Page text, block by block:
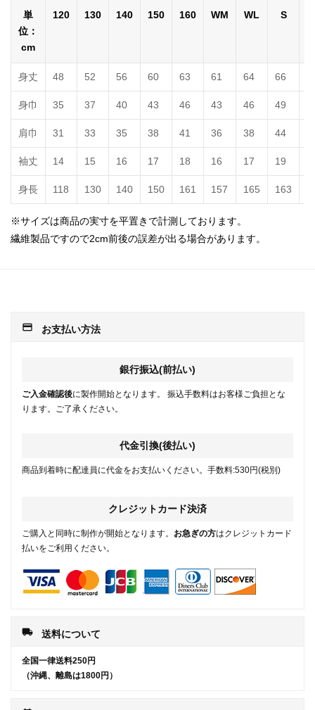
単
位：
cm
120 130 140 150 160 WM WL S
身丈 48 52 56 60 63 61 64 66
身巾 35 37 40 43 46 43 46 49
肩巾 31 33 35 38 41 36 38 44
袖丈 14 15 16 17 18 16 17 19
身長 118 130 140 150 161 157 165 163
※サイズは商品の実寸を平置きで計測しております。
繊維製品ですので2cm前後の誤差が出る場合があります。
payment お支払い方法
銀行振込(前払い)
ご入金確認後に製作開始となります。 振込手数料はお客様ご負担とな
ります。ご了承ください。
代金引換(後払い)
商品到着時に配達員に代金をお支払いください。手数料:530円(税別)
クレジットカード決済
ご購入と同時に制作が開始となります。 お急ぎの方はクレジットカード
払いをご利用ください。
local_shipping 送料について
全国一律送料250円
（沖縄、離島は1800円）